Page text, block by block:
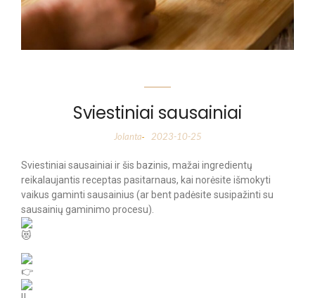
Sviestiniai sausainiai
Jolanta- 2023-10-25
Sviestiniai sausainiai ir šis bazinis, mažai ingredientų
reikalaujantis receptas pasitarnaus, kai norėsite išmokyti
vaikus gaminti sausainius (ar bent padėsite susipažinti su
sausainių gaminimo procesu).